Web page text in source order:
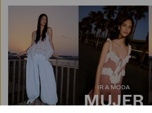
IR A MODA
MUJER